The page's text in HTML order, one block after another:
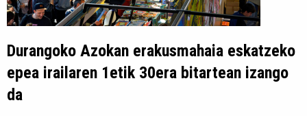
Durangoko Azokan erakusmahaia eskatzeko
epea irailaren 1etik 30era bitartean izango
da